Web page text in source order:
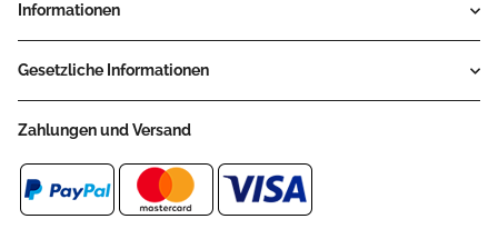
Informationen
Gesetzliche Informationen
Zahlungen und Versand